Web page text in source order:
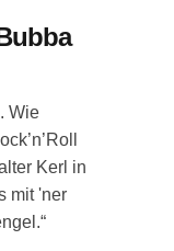
Wie
Kerl in
mit 'ner